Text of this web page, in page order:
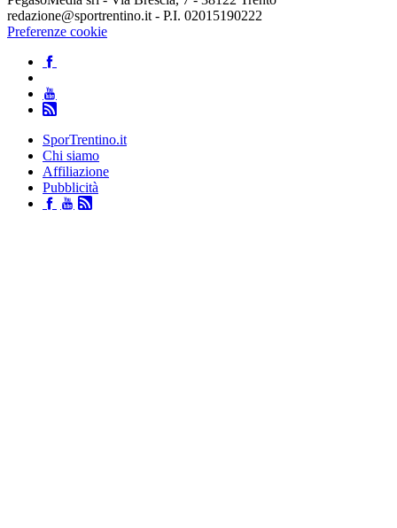
redazione@sportrentino.it - P.I. 02015190222
Preferenze cookie
SporTrentino.it
Chi siamo
Affiliazione
Pubblicità